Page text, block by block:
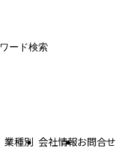
業種別 会社情報お問合せ